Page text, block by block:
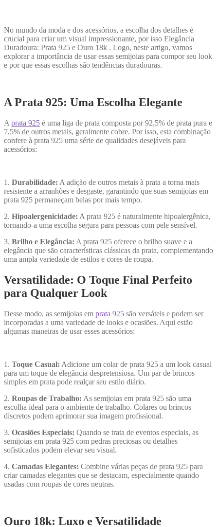
No mundo da moda e dos acessórios, a escolha dos detalhes é
crucial para criar um visual impressionante, por isso Elegância
Duradoura: Prata 925 e Ouro 18k . Logo, neste artigo, vamos
explorar a importância de usar essas semijoias para compor seu look
e por que essas escolhas são tendências duradouras.
A Prata 925: Uma Escolha Elegante
A prata 925 é uma liga de prata composta por 92,5% de prata pura e
7,5% de outros metais, geralmente cobre. Por isso, esta combinação
confere à prata 925 uma série de qualidades desejáveis para
acessórios:
1. Durabilidade: A adição de outros metais à prata a torna mais
resistente a arranhões e desgaste, garantindo que suas semijoias em
prata 925 permaneçam belas por mais tempo.
2. Hipoalergenicidade: A prata 925 é naturalmente hipoalergênica,
tornando-a uma escolha segura para pessoas com pele sensível.
3. Brilho e Elegância: A prata 925 oferece o brilho suave e a
elegância que são características clássicas da prata, complementando
uma ampla variedade de estilos e cores de roupa.
Versatilidade: O Toque Final Perfeito
para Qualquer Look
Desse modo, as semijoias em prata 925 são versáteis e podem ser
incorporadas a uma variedade de looks e ocasiões. Aqui estão
algumas maneiras de usar esses acessórios:
1. Toque Casual: Adicione um colar de prata 925 a um look casual
para um toque de elegância despretensiosa. Um par de brincos
simples em prata pode realçar seu estilo diário.
2. Roupas de Trabalho: As semijoias em prata 925 são uma
escolha ideal para o ambiente de trabalho. Colares ou brincos
discretos podem aprimorar sua imagem profissional.
3. Ocasiões Especiais: Quando se trata de eventos especiais, as
semijoias em prata 925 com pedras preciosas ou detalhes
sofisticados podem elevar seu visual.
4. Camadas Elegantes: Combine várias peças de prata 925 para
criar camadas elegantes que se destacam, especialmente quando
usadas com roupas de cores neutras.
Ouro 18k: Luxo e Versatilidade